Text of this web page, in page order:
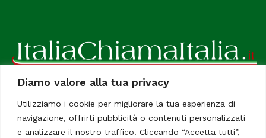
Diamo valore alla tua privacy
Utilizziamo i cookie per migliorare la tua esperienza di
navigazione, offrirti pubblicità o contenuti personalizzati
e analizzare il nostro traffico. Cliccando “Accetta tutti”,
ItaliaChiamaItalia, il TUO quotidiano online preferito.
Dedicato in particolare a tutti gli italiani residenti all'estero.
Tutti i diritti sono riservati. Quotidiano online indipendente